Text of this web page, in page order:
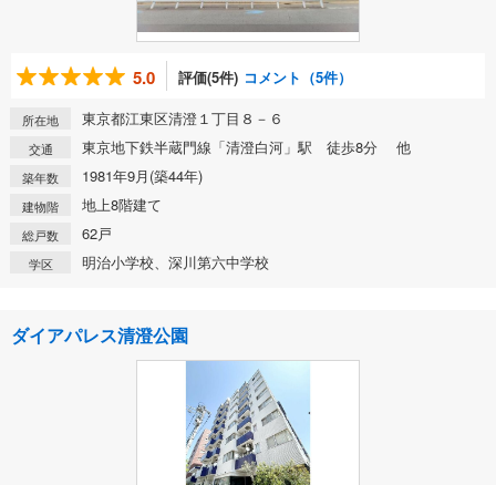
5.0 評価(5件) コメント（5件）
所在地 東京都江東区清澄１丁目８－６
交通 東京地下鉄半蔵門線「清澄白河」駅 徒歩8分 他
築年数 1981年9月(築44年)
建物階 地上8階建て
総戸数 62戸
学区 明治小学校、深川第六中学校
ダイアパレス清澄公園